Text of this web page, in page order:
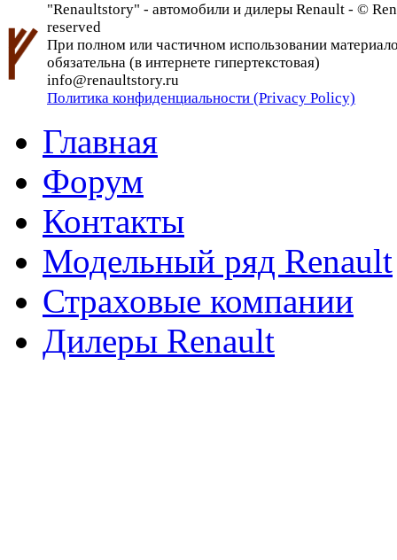
"Renaultstory" - автомобили и дилеры Renault - ©
reserved
При полном или частичном использовании
обязательна (в интернете гипертекстовая)
info@renaultstory.ru
Политика конфиденциальности (Privacy Policy)
Главная
Форум
Контакты
Модельный ряд Renault
Страховые компании
Дилеры Renault